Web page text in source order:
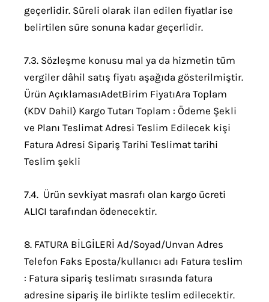
geçerlidir. Süreli olarak ilan edilen fiyatlar ise
belirtilen süre sonuna kadar geçerlidir.
7.3. Sözleşme konusu mal ya da hizmetin tüm
vergiler dâhil satış fiyatı aşağıda gösterilmiştir.
Ürün AçıklamasıAdetBirim FiyatıAra Toplam
(KDV Dahil) Kargo Tutarı Toplam : Ödeme Şekli
ve Planı Teslimat Adresi Teslim Edilecek kişi
Fatura Adresi Sipariş Tarihi Teslimat tarihi
Teslim şekli
7.4. Ürün sevkiyat masrafı olan kargo ücreti
ALICI tarafından ödenecektir.
8. FATURA BİLGİLERİ Ad/Soyad/Unvan Adres
Telefon Faks Eposta/kullanıcı adı Fatura teslim
: Fatura sipariş teslimatı sırasında fatura
adresine sipariş ile birlikte teslim edilecektir.